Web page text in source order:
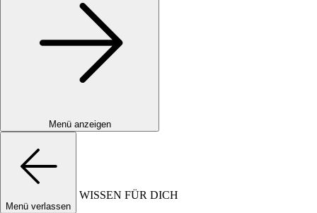
Menü anzeigen
Menü verlassen
WISSEN FÜR DICH